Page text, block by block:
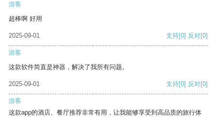
游客
超棒啊 好用
2025-09-01 支持[0] 反对[0]
游客
这款软件简直是神器，解决了我所有问题。
2025-09-01 支持[0] 反对[0]
游客
这款app的酒店、餐厅推荐非常有用，让我能够享受到高品质的旅行体